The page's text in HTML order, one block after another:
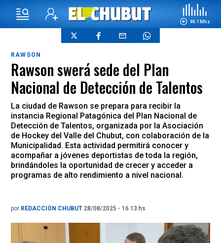
90.1 Mhz
RAWSON
Rawson swerá sede del Plan
Nacional de Detección de Talentos
La ciudad de Rawson se prepara para recibir la
instancia Regional Patagónica del Plan Nacional de
Detección de Talentos, organizada por la Asociación
de Hockey del Valle del Chubut, con colaboración de la
Municipalidad. Esta actividad permitirá conocer y
acompañar a jóvenes deportistas de toda la región,
brindándoles la oportunidad de crecer y acceder a
programas de alto rendimiento a nivel nacional.
por REDACCIÓN CHUBUT 28/08/2025 - 16.13.hs